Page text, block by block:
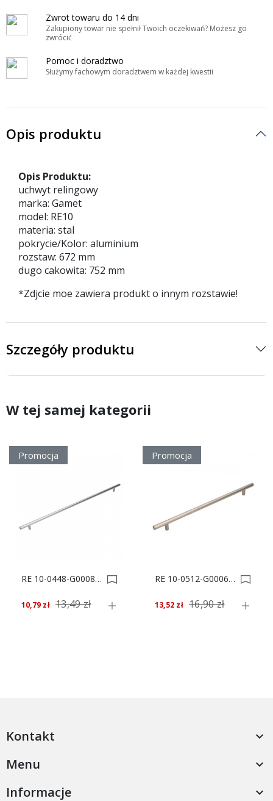
Zwrot towaru do 14 dni
Zakupiony towar nie spełnił Twoich oczekiwań? Możesz go
zwrócić
Pomoc i doradztwo
Służymy fachowym doradztwem w każdej kwestii
Opis produktu
Opis Produktu:
uchwyt relingowy
marka: Gamet
model: RE10
materia: stal
pokrycie/Kolor: aluminium
rozstaw: 672 mm
dugo cakowita: 752 mm
*Zdjcie moe zawiera produkt o innym rozstawie!
Szczegóły produktu
W tej samej kategorii
Promocja
RE 10-0448-G0008-528 UCHWYT MEBLOWY *** 0002473
10,79 zł 13,49 zł
Promocja
RE 10-0512-G0006-592 UCHWYT MEBLOWY *** 0000924
13,52 zł 16,90 zł
Kontakt 
Menu 
Informacje 